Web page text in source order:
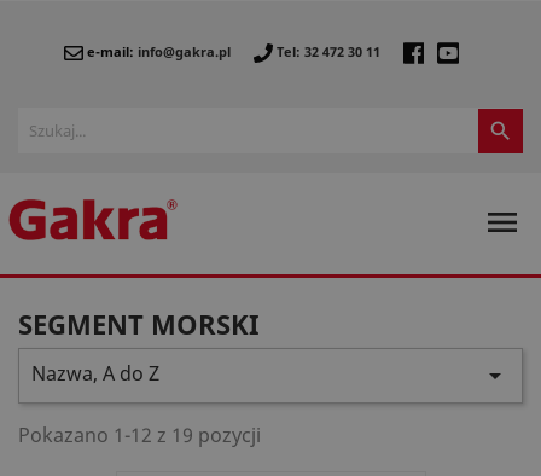
e-mail: info@gakra.pl Tel: 32 472 30 11


SEGMENT MORSKI
Nazwa, A do Z 
Pokazano 1-12 z 19 pozycji